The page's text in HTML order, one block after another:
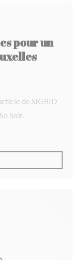
pour un
Soir.
UNE NOUVELLE